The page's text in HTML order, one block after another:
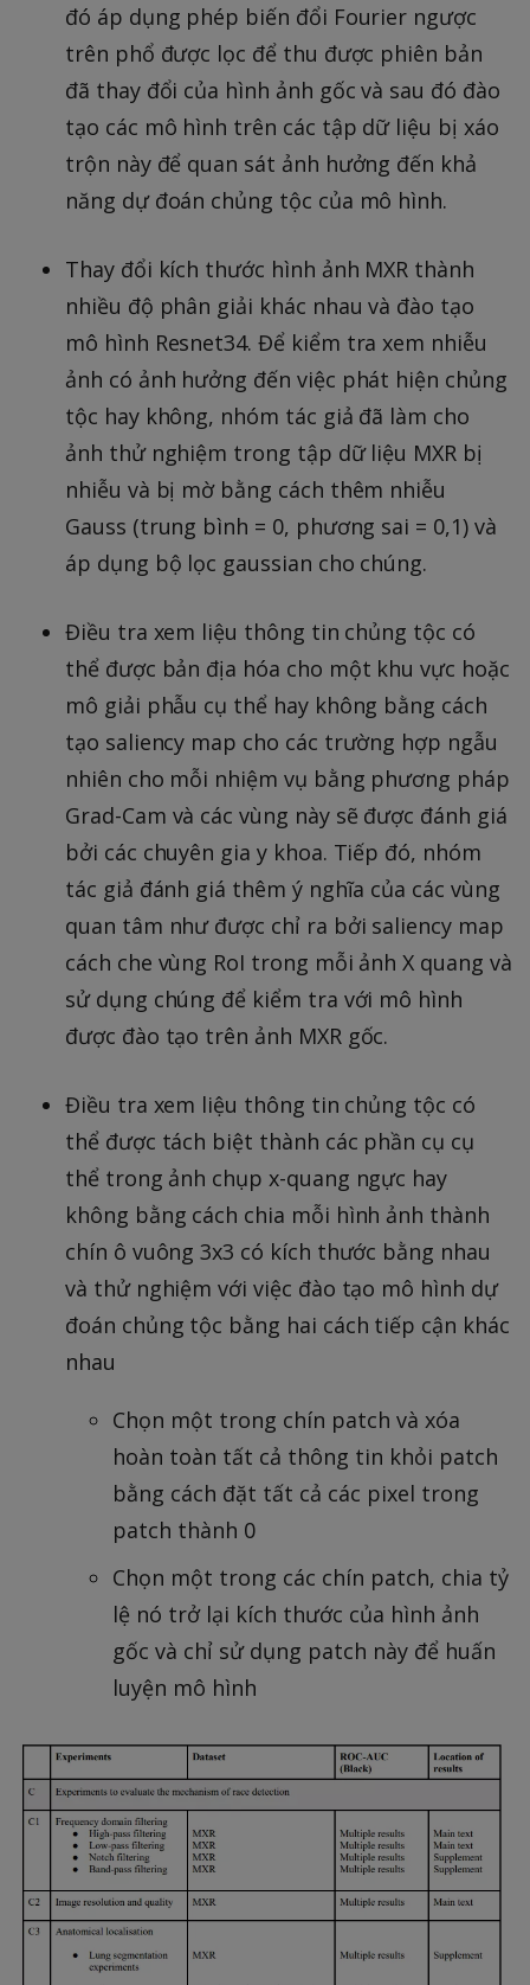
đó áp dụng phép biến đổi Fourier ngược
trên phổ được lọc để thu được phiên bản
đã thay đổi của hình ảnh gốc và sau đó đào
tạo các mô hình trên các tập dữ liệu bị xáo
trộn này để quan sát ảnh hưởng đến khả
năng dự đoán chủng tộc của mô hình.
Thay đổi kích thước hình ảnh MXR thành
nhiều độ phân giải khác nhau và đào tạo
mô hình Resnet34. Để kiểm tra xem nhiễu
ảnh có ảnh hưởng đến việc phát hiện chủng
tộc hay không, nhóm tác giả đã làm cho
ảnh thử nghiệm trong tập dữ liệu MXR bị
nhiễu và bị mờ bằng cách thêm nhiễu
Gauss (trung bình = 0, phương sai = 0,1) và
áp dụng bộ lọc gaussian cho chúng.
Điều tra xem liệu thông tin chủng tộc có
thể được bản địa hóa cho một khu vực hoặc
mô giải phẫu cụ thể hay không bằng cách
tạo saliency map cho các trường hợp ngẫu
nhiên cho mỗi nhiệm vụ bằng phương pháp
Grad-Cam và các vùng này sẽ được đánh giá
bởi các chuyên gia y khoa. Tiếp đó, nhóm
tác giả đánh giá thêm ý nghĩa của các vùng
quan tâm như được chỉ ra bởi saliency map
cách che vùng RoI trong mỗi ảnh X quang và
sử dụng chúng để kiểm tra với mô hình
được đào tạo trên ảnh MXR gốc.
Điều tra xem liệu thông tin chủng tộc có
thể được tách biệt thành các phần cụ cụ
thể trong ảnh chụp x-quang ngực hay
không bằng cách chia mỗi hình ảnh thành
chín ô vuông 3x3 có kích thước bằng nhau
và thử nghiệm với việc đào tạo mô hình dự
đoán chủng tộc bằng hai cách tiếp cận khác
nhau
Chọn một trong chín patch và xóa
hoàn toàn tất cả thông tin khỏi patch
bằng cách đặt tất cả các pixel trong
patch thành 0
Chọn một trong các chín patch, chia tỷ
lệ nó trở lại kích thước của hình ảnh
gốc và chỉ sử dụng patch này để huấn
luyện mô hình